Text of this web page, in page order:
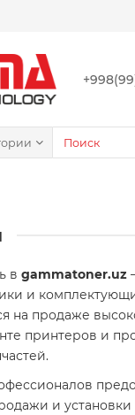
в gammatoner.uz
и
на продаже
принтеров и
и